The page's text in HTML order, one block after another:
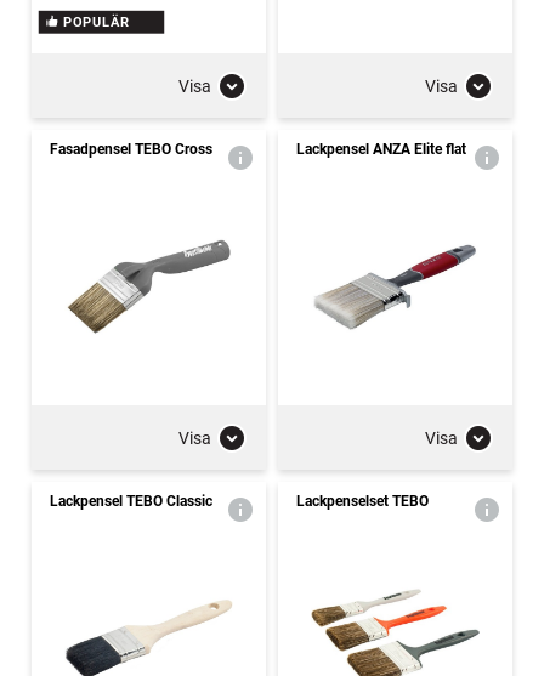
POPULÄR
Visa Visa
Fasadpensel TEBO Cross
Visa
Lackpensel ANZA Elite flat
Visa
Lackpensel TEBO Classic Lackpenselset TEBO